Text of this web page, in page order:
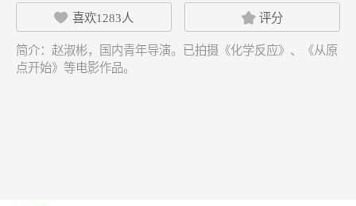
 喜欢1283人  评分
简介： 赵淑彬，国内青年导演。已拍摄《化学反应》、《从原
点开始》等电影作品。